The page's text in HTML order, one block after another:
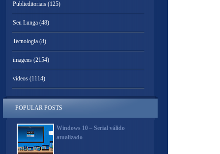
Publieditoriais (125)
Seu Lunga (48)
Tecnologia (8)
imagens (2154)
videos (1114)
POPULAR POSTS
Windows 10 – Serial válido
atualizado